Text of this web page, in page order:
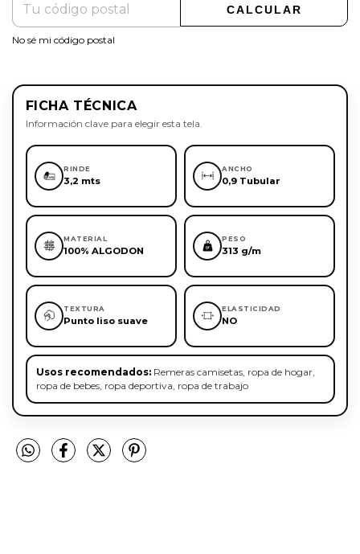
CALCULAR
No sé mi código postal
FICHA TÉCNICA
Información clave para elegir esta tela.
RINDE
3,2 mts
ANCHO
0,9 Tubular
MATERIAL
100% ALGODON
PESO
313 g/m
TEXTURA
Punto liso suave
ELASTICIDAD
NO
Usos recomendados: Remeras camisetas, ropa de hogar,
ropa de bebes, ropa deportiva, ropa de trabajo